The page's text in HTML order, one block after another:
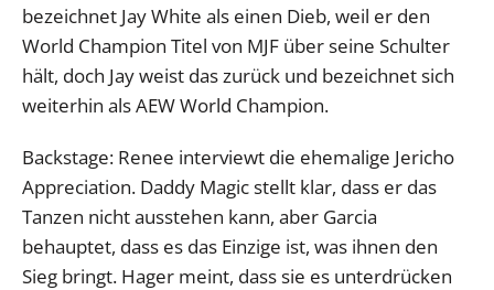
bezeichnet Jay White als einen Dieb, weil er den
World Champion Titel von MJF über seine Schulter
hält, doch Jay weist das zurück und bezeichnet sich
weiterhin als AEW World Champion.
Backstage: Renee interviewt die ehemalige Jericho
Appreciation. Daddy Magic stellt klar, dass er das
Tanzen nicht ausstehen kann, aber Garcia
behauptet, dass es das Einzige ist, was ihnen den
Sieg bringt. Hager meint, dass sie es unterdrücken